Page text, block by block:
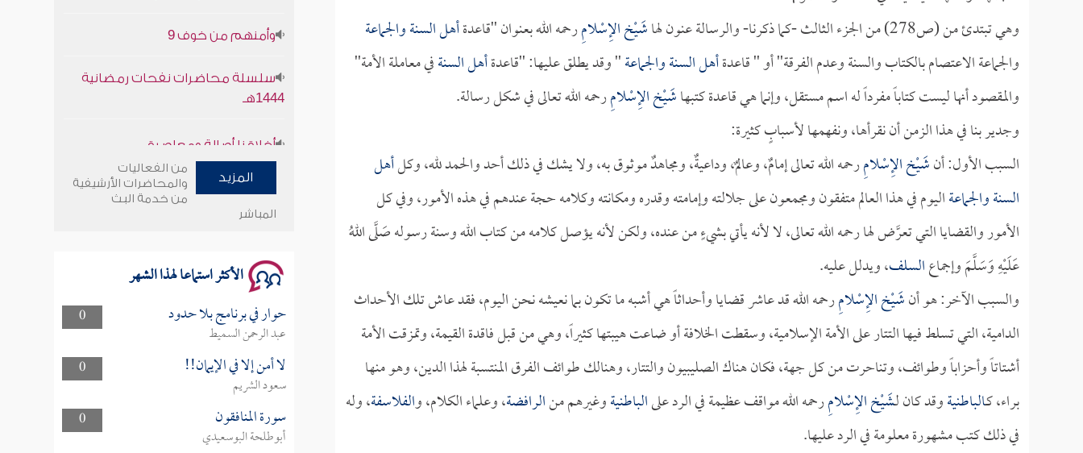
وهي تبتدئ من (ص278) من الجزء الثالث -كما ذكرنا- والرسالة عنون لها
شَيْخ الإِسْلامِرحمه الله بعنوان ''قاعدةأهل السنة والجماعة
والجماعة الاعتصام بالكتاب والسنة وعدم الفرقة'' أو '' قاعدةأهل السنة والجماعة'' وقد يطلق عليها: ''قاعدةأهل السنةفي معاملة الأمة''
والمقصود أنها ليست كتاباً مفرداً له اسم مستقل، وإنما هي قاعدة كتبهاشَيْخ الإِسْلامِرحمه الله تعالى في شكل رسالة.
وجدير بنا في هذا الزمن أن نقرأها، ونفهمها لأسبابٍ كثيرة:
السبب الأول: أنشَيْخ الإِسْلامِرحمه الله تعالى إمامٌ، وعالمٌ، وداعيةٌ، ومجاهدٌ موثوق به، ولا يشك في ذلك أحد والحمد لله، وكلأهل
السنة والجماعةاليوم في هذا العالم متفقون ومجمعون على جلالته وإمامته وقدره ومكانته وكلامه حجة عندهم في هذه الأمور، وفي كل
الأمور والقضايا التي تعرَّض لها رحمه الله تعالى، لا لأنه يأتي بشيءٍ من عنده، ولكن لأنه يؤصل كلامه من كتاب الله وسنة رسوله صَلَّى اللهُ
عَلَيْهِ وَسَلَّمَ وإجماعالسلف، ويدلل عليه.
والسبب الآخر: هو أنشَيْخ الإِسْلامِرحمه الله قد عاشر قضايا وأحداثاً هي أشبه ما تكون بما نعيشه نحن اليوم، فقد عاش تلك الأحداث
الدامية، التي تسلط فيها التتار على الأمة الإسلامية، وسقطت الخلافة أو ضاعت هيبتها كثيراً، وهي من قبل فاقدة القيمة، وتمزقت الأمة
أشتاتاً وأحزاباً وطوائف، وتناحرت من كل جهة، فكان هناك الصليبيون والتتار، وهنالك طوائف الفرق المنتسبة لهذا الدين، وهو منها
براء، كـالباطنيةوقد كان لـشَيْخ الإِسْلامِرحمه الله مواقف عظيمة في الرد علىالباطنيةوغيرهم منالرافضة، وعلماء الكلام، والفلاسفة، وله
في ذلك كتب مشهورة معلومة في الرد عليها.
1444هـ
وأمنهم من خوف 9
سلسلة محاضرات نفحات رمضانية
المزيد
من الفعاليات
والمحاضرات الأرشيفية
من خدمة البث
المباشر
الأكثر استماعا لهذا الشهر
0 حوار في برنامج بلا حدود
عبد الرحمن السميط
0
لا أمن إلا في الإيمان!!
سعود الشريم
0
سورة المنافقون
أبوطلحة البوسعيدي